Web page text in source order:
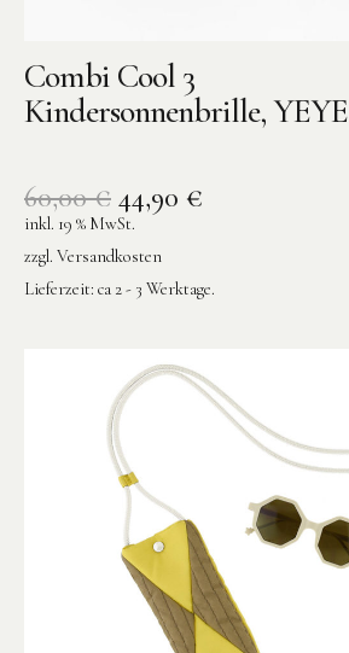
Combi Cool 3
Kindersonnenbrille, YEYE
60,00€ 44,90 €
inkl. 19 % MwSt.
zzgl. Versandkosten
Lieferzeit: ca 2 - 3 Werktage.